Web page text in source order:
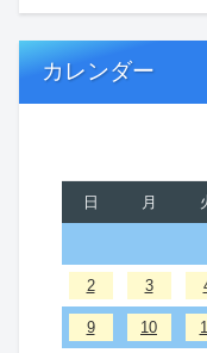
カレンダー
日 月
2 3
9 10